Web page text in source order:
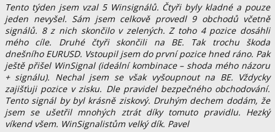
Tento týden jsem vzal 5 Winsignálů. Čtyři byly kladné a pouze
jeden nevyšel. Sám jsem celkově provedl 9 obchodů včetně
signálů. 8 z nich skončilo v zelených. Z toho 4 pozice dosáhli
mého cíle. Druhé čtyři skončili na BE. Tak trochu škoda
dnešního EURUSD. Vstoupil jsem do první pozice hned ráno. Pak
ještě přišel WinSignal (ideální kombinace – shoda mého názoru
+ signálu). Nechal jsem se však vyšoupnout na BE. Vždycky
zajišťuji pozice v zisku. Dle pravidel bezpečného obchodování.
Tento signál by byl krásně ziskový. Druhým dechem dodám, že
jsem se ušetřil mnohých ztrát díky tomuto pravidlu. Hezký
víkend všem. WinSignalistům velký dík. Pavel